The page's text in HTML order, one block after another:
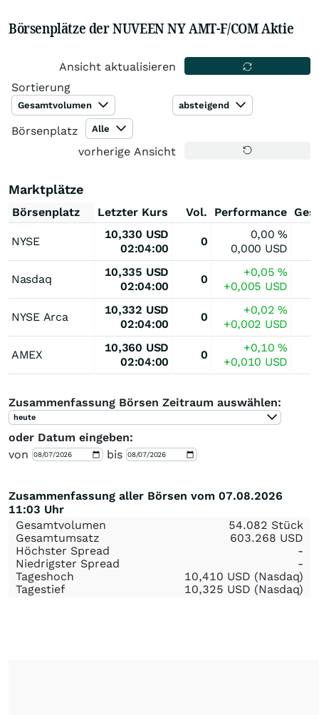
Börsenplätze der NUVEEN NY AMT-F/COM Aktie
Ansicht aktualisieren
Sortierung
Gesamtvolumen absteigend
Börsenplatz Alle
vorherige Ansicht
Marktplätze
Börsenplatz Letzter Kurs Vol. Performance
NYSE
10,330 USD
02:04:00
0
0,00%
0,000 USD
Nasdaq
10,335 USD
02:04:00
0
+0,05%
+0,005 USD
NYSE Arca
10,332 USD
02:04:00
0
+0,02%
+0,002 USD
AMEX
10,360 USD
02:04:00
0
+0,10%
+0,010 USD
Zusammenfassung Börsen Zeitraum auswählen:
heute
oder Datum eingeben:
von
bis
Zusammenfassung aller Börsen vom 07.08.2026
11:03 Uhr
Gesamtvolumen
54.082 Stück
Gesamtumsatz
603.268 USD
Höchster Spread
-
Niedrigster Spread
-
Tageshoch
10,410 USD (Nasdaq)
Tagestief
10,325 USD (Nasdaq)